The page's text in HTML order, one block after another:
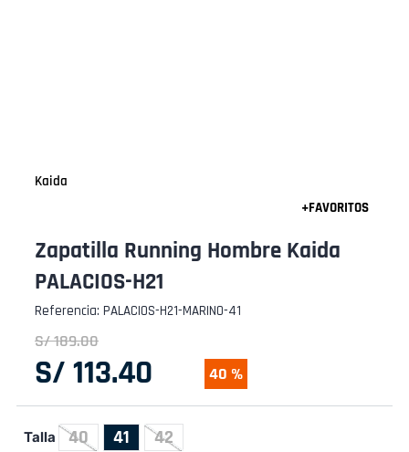
Kaida
Zapatilla Running Hombre Kaida
PALACIOS-H21
Referencia: PALACIOS-H21-MARINO-41
S/189.00
S/ 113.40 40 %
Talla 40 41 42